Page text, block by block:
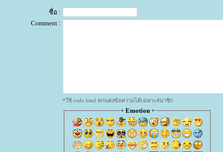
ชื่อ :
Comment :
*ใช้ code html ตกแต่งข้อความได้เฉพาะสมาชิก
+ Emotion+